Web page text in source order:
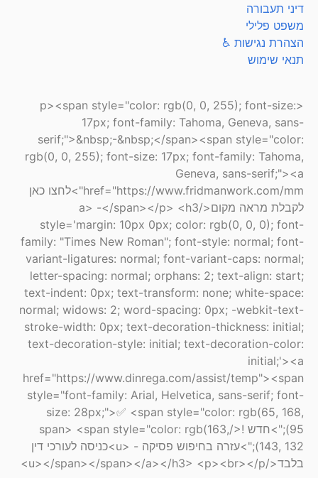
דיני תעבורה
משפט פלילי
הצהרת נגישות ♿
תנאי שימוש
<p><span style="color: rgb(0, 0, 255); font-size:
17px; font-family: Tahoma, Geneva, sans-
serif;">&nbsp;-&nbsp;</span><span style="color:
rgb(0, 0, 255); font-size: 17px; font-family: Tahoma,
Geneva, sans-serif;"><a
href="https://www.fridmanwork.com/mm">לחצו כאן
לקבלת מראה מקום</a> -</span></p> <h3
style='margin: 10px 0px; color: rgb(0, 0, 0); font-
family: "Times New Roman"; font-style: normal; font-
variant-ligatures: normal; font-variant-caps: normal;
letter-spacing: normal; orphans: 2; text-align: start;
text-indent: 0px; text-transform: none; white-space:
normal; widows: 2; word-spacing: 0px; -webkit-text-
stroke-width: 0px; text-decoration-thickness: initial;
text-decoration-style: initial; text-decoration-color:
initial;'><a
href="https://www.dinrega.com/assist/temp"><span
style="font-family: Arial, Helvetica, sans-serif; font-
size: 28px;">✅ <span style="color: rgb(65, 168,
95);">חדש !</span> <span style="color: rgb(163,
143, 132);">עזרה בחיפוש פסיקה - <u>כניסה לעורכי דין
בלבד</u></span></span></a></h3> <p><br></p>